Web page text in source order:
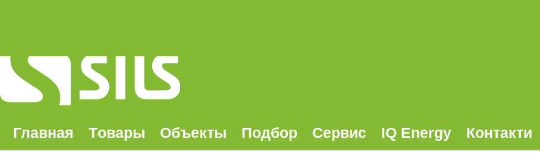
Главная Tовары Oбъекты Подбор Сервис IQ Energy Контакти